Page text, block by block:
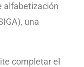
alfabetización
una
completar el